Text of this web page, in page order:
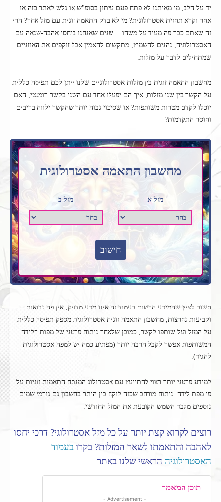
יד על הלב, מי מאיתנו לא פתח פעם עיתון בסופ"ש או גלש לאתר כזה או
אחר וקרא תחזית אסטרולוגית? מי לא בדק התאמה זוגית עם מזל אחר? הרי
זה שאתם כבר פה מעיד על משהו… שנים שאנחנו ביחסי אהבה-שנאה עם
האסטרולוגיה, נהנים להשמיץ, מתקשים להאמין אבל זוקפים את האוזניים
שמתחילים לדבר על מזלות.
מחשבון התאמה זוגית בין מזלות אסטרולוגיים שלנו ייתן לכם תפיסה כללית
על הקשר בין שני מזלות, איך הם יפעלו אחד עם השני בקשר רומנטי, האם
יוכלו לקדם מטרות משותפות? או שסיכוי גבוה יותר שהקשר ילווה בריבים
וחוסר התקדמות?
מחשבון התאמה אסטרולוגית
מזל א מזל ב
חישוב
חשוב לציין שהמידע הרשום בעמוד זה אינו מדע מדויק, אין פה נבואות
וקביעות נחרצות, מחשבון התאמה זוגית אסטרולוגית מספק תפיסה כללית
על המזל ועל שותפו לקשר, כמובן שלאחר ניתוח פרטני של מפות הלידה
המשותפות אפשר לקבל הרבה יותר (מפתיע כמה יש למפה אסטרולוגית
להגיד).
למידע פרטני יותר רצוי להתייעץ עם אסטרולוג המנתח התאמות זוגיות על
פי מפת לידה. ניתוח מורחב שכזה לוקח בין היתר בחשבון גם גורמי שמים
נוספים מלבד השמש הקובעת את המזל החודשי.
רוצים לקרוא קצת יותר על כל מזל אסטרולוגי? דרכי יחסו
לאהבה והתאמתו לשאר המזלות? בקרו בעמוד
האסטרולוגיה הראשי שלנו באתר
תוכן המאמר
- Advertisement -